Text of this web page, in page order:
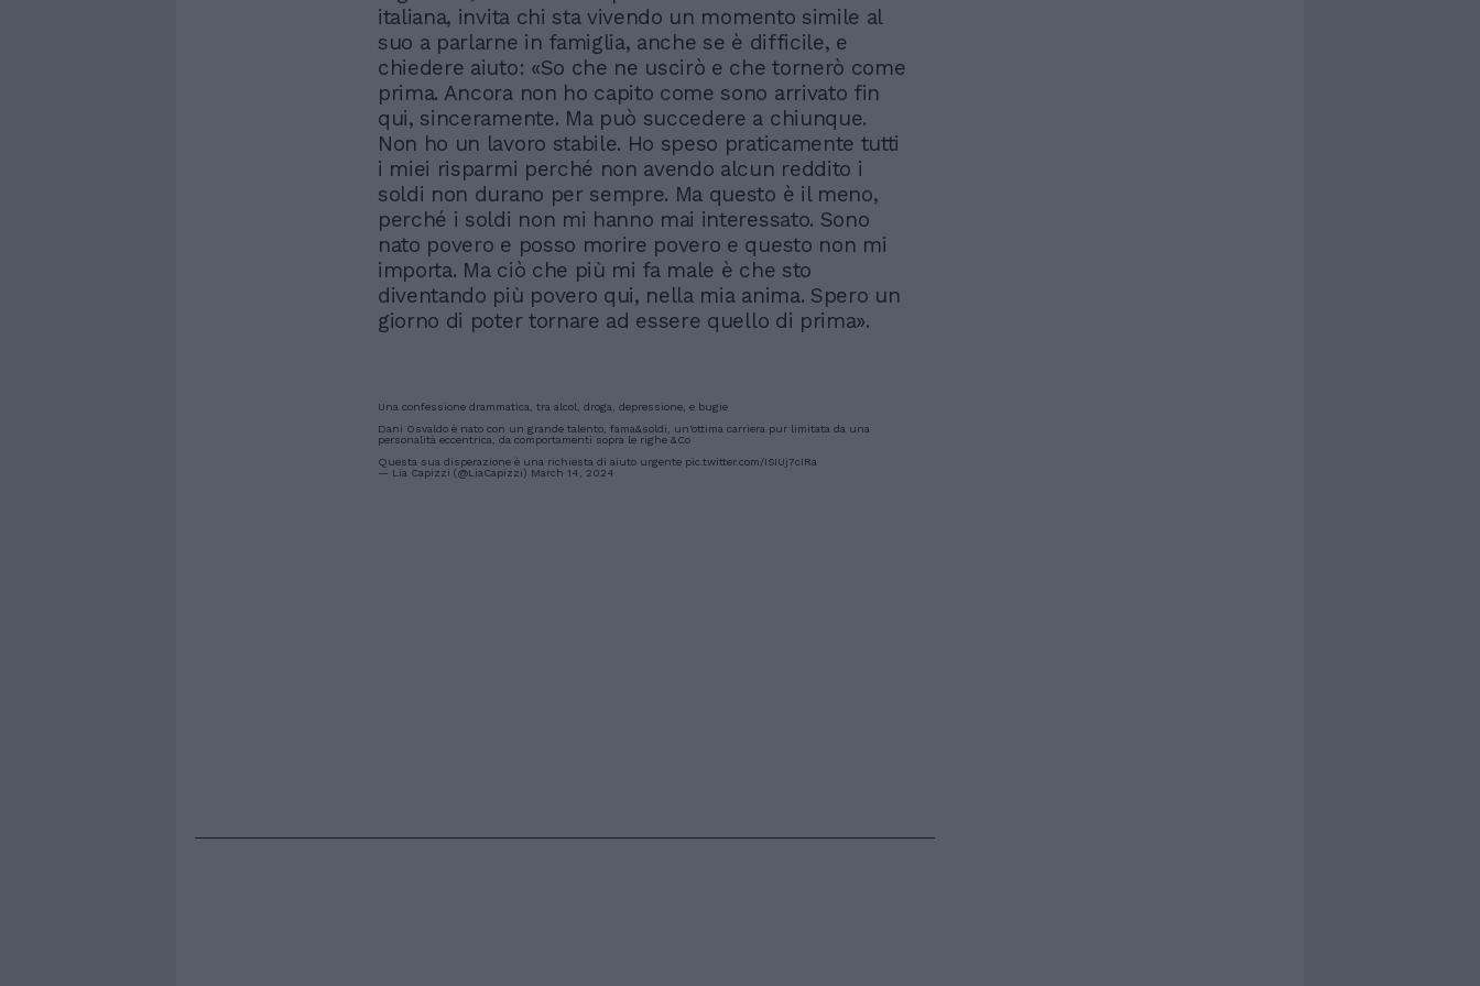
italiana, invita chi sta vivendo un momento simile al
suo a parlarne in famiglia, anche se è difficile, e
chiedere aiuto: «So che ne uscirò e che tornerò come
prima. Ancora non ho capito come sono arrivato fin
qui, sinceramente. Ma può succedere a chiunque.
Non ho un lavoro stabile. Ho speso praticamente tutti
i miei risparmi perché non avendo alcun reddito i
soldi non durano per sempre. Ma questo è il meno,
perché i soldi non mi hanno mai interessato. Sono
nato povero e posso morire povero e questo non mi
importa. Ma ciò che più mi fa male è che sto
diventando più povero qui, nella mia anima. Spero un
giorno di poter tornare ad essere quello di prima».
Una confessione drammatica, tra alcol, droga, depressione, e bugie
Dani Osvaldo è nato con un grande talento, fama&soldi, un'ottima carriera pur limitata da una
personalità eccentrica, da comportamenti sopra le righe &Co
Questa sua disperazione è una richiesta di aiuto urgente pic.twitter.com/ISIUj7cIRa
— Lia Capizzi (@LiaCapizzi) March 14, 2024